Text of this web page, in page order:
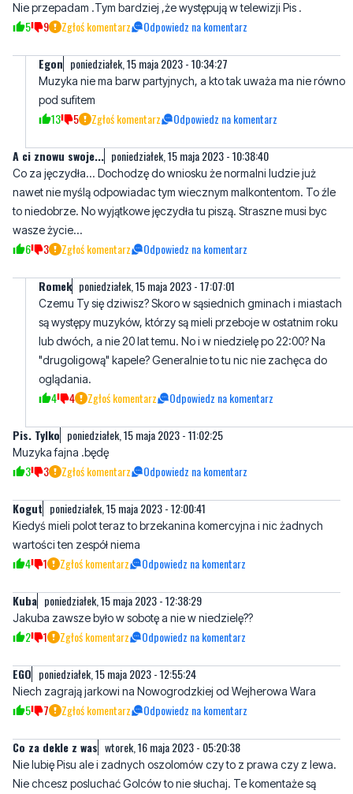
Nie przepadam .Tym bardziej ,że występują w telewizji Pis .
5 9 Zgłoś komentarz Odpowiedz na komentarz
Egon poniedziałek, 15 maja 2023 - 10:34:27
Muzyka nie ma barw partyjnych, a kto tak uważa ma nie równo
pod sufitem
13 5 Zgłoś komentarz Odpowiedz na komentarz
A ci znowu swoje... poniedziałek, 15 maja 2023 - 10:38:40
Co za jęczydła... Dochodzę do wniosku że normalni ludzie już
nawet nie myślą odpowiadac tym wiecznym malkontentom. To źle
to niedobrze. No wyjątkowe jęczydła tu piszą. Straszne musi byc
wasze życie...
6 3 Zgłoś komentarz Odpowiedz na komentarz
Romek poniedziałek, 15 maja 2023 - 17:07:01
Czemu Ty się dziwisz? Skoro w sąsiednich gminach i miastach
są występy muzyków, którzy są mieli przeboje w ostatnim roku
lub dwóch, a nie 20 lat temu. No i w niedzielę po 22:00? Na
"drugoligową" kapele? Generalnie to tu nic nie zachęca do
oglądania.
4 4 Zgłoś komentarz Odpowiedz na komentarz
Pis. Tylko poniedziałek, 15 maja 2023 - 11:02:25
Muzyka fajna .będę
3 3 Zgłoś komentarz Odpowiedz na komentarz
Kogut poniedziałek, 15 maja 2023 - 12:00:41
Kiedyś mieli polot teraz to brzekanina komercyjna i nic żadnych
wartości ten zespół niema
4 1 Zgłoś komentarz Odpowiedz na komentarz
Kuba poniedziałek, 15 maja 2023 - 12:38:29
Jakuba zawsze było w sobotę a nie w niedzielę??
2 1 Zgłoś komentarz Odpowiedz na komentarz
EGO poniedziałek, 15 maja 2023 - 12:55:24
Niech zagrają jarkowi na Nowogrodzkiej od Wejherowa Wara
5 7 Zgłoś komentarz Odpowiedz na komentarz
Co za dekle z was wtorek, 16 maja 2023 - 05:20:38
Nie lubię Pisu ale i zadnych oszolomów czy to z prawa czy z lewa.
Nie chcesz posluchać Golców to nie słuchaj. Te komentaże są